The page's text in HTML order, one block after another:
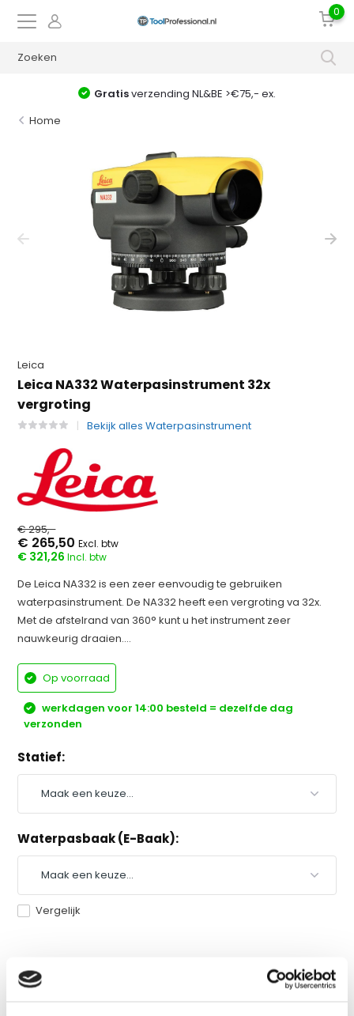
0
Gratisverzending NL&BE >€75,- ex.
Home
Leica
Leica NA332 Waterpasinstrument 32x
vergroting
Bekijk alles Waterpasinstrument
€ 295,-
€ 265,50Excl. btw
€ 321,26Incl. btw
De Leica NA332 is een zeer eenvoudig te gebruiken
waterpasinstrument. De NA332 heeft een vergroting va 32x.
Met de afstelrand van 360° kunt u het instrument zeer
nauwkeurig draaien....
Op voorraad
werkdagen voor 14:00 besteld = dezelfde dag
verzonden
Statief:
Waterpasbaak (E-Baak):
Vergelijk
Productomschrijving